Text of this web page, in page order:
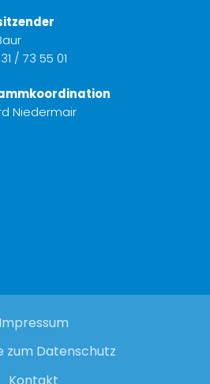
/ 73 55 01
Niedermair
Impressum
zum Datenschutz